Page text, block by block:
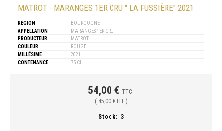
MATROT - MARANGES 1ER CRU " LA FUSSIÈRE" 2021
RÉGION
BOURGOGNE
APPELLATION
MARANGES 1ER CRU
PRODUCTEUR
MATROT
COULEUR
ROUGE
MILLÉSIME
2021
CONTENANCE
75 CL
54,00 € TTC
( 45,00 € HT )
Stock: 3